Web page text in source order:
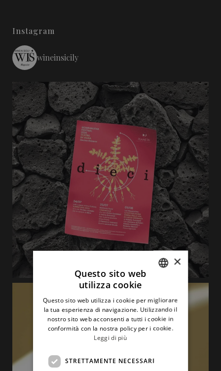
Instagram
wineinsicily
ENGLISH
×
Questo sito web
utilizza cookie
Questo sito web utilizza i cookie per migliorare
la tua esperienza di navigazione. Utilizzando il
nostro sito web acconsenti a tutti i cookie in
conformità con la nostra policy per i cookie.
Leggi di più
STRETTAMENTE NECESSARI